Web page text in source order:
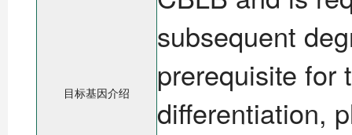
目标基因介绍
subsequent
prerequisite for
differentiation,